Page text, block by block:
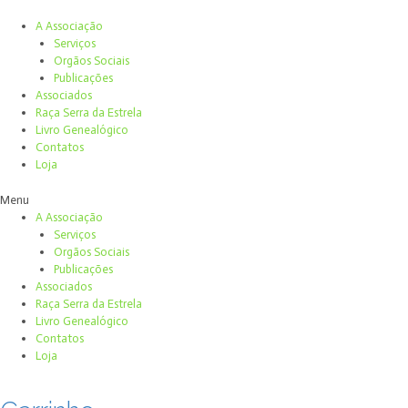
A Associação
Serviços
Orgãos Sociais
Publicações
Associados
Raça Serra da Estrela
Livro Genealógico
Contatos
Loja
Menu
A Associação
Serviços
Orgãos Sociais
Publicações
Associados
Raça Serra da Estrela
Livro Genealógico
Contatos
Loja